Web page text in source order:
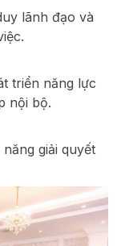
lãnh đạo và
triển năng lực
nội bộ.
năng giải quyết